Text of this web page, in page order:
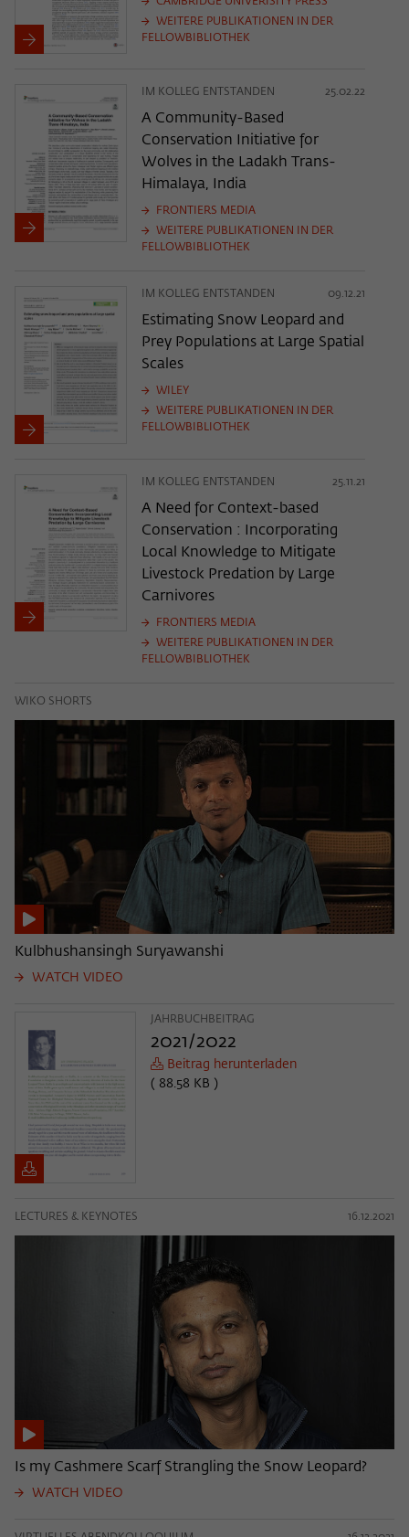
WEITERE PUBLIKATIONEN IN DER
FELLOWBIBLIOTHEK
IM KOLLEG ENTSTANDEN 25.02.22
A Community-Based
Conservation Initiative for
Wolves in the Ladakh Trans-
Himalaya, India
FRONTIERS MEDIA
WEITERE PUBLIKATIONEN IN DER
FELLOWBIBLIOTHEK
IM KOLLEG ENTSTANDEN 09.12.21
Estimating Snow Leopard and
Prey Populations at Large Spatial
Scales
WILEY
WEITERE PUBLIKATIONEN IN DER
FELLOWBIBLIOTHEK
IM KOLLEG ENTSTANDEN 25.11.21
A Need for Context-based
Conservation : Incorporating
Local Knowledge to Mitigate
Livestock Predation by Large
Carnivores
FRONTIERS MEDIA
WEITERE PUBLIKATIONEN IN DER
FELLOWBIBLIOTHEK
WIKO SHORTS
Kulbhushansingh Suryawanshi
WATCH VIDEO
JAHRBUCHBEITRAG
2021/2022
Beitrag herunterladen
( 88.58 KB )
LECTURES & KEYNOTES 16.12.2021
Is my Cashmere Scarf Strangling the Snow Leopard?
WATCH VIDEO